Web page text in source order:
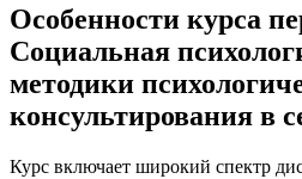
Особенности курса
Социальная
методики
консультирования в
Курс включает широкий спектр